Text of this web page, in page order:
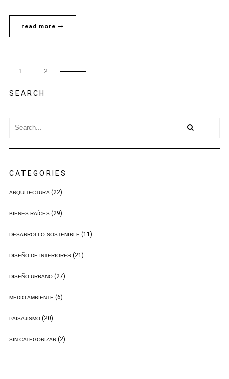
read more
1 2
SEARCH
CATEGORIES
ARQUITECTURA(22)
BIENES RAÍCES(29)
DESARROLLO SOSTENIBLE(11)
DISEÑO DE INTERIORES(21)
DISEÑO URBANO(27)
MEDIO AMBIENTE(6)
PAISAJISMO(20)
SIN CATEGORIZAR(2)